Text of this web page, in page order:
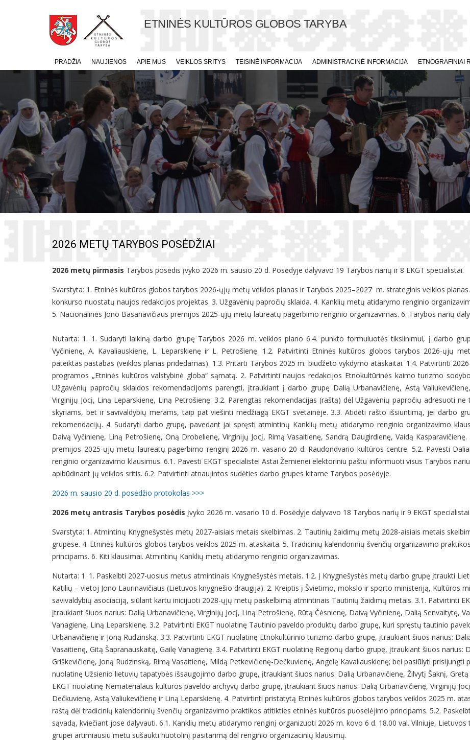
ETNINĖS KULTŪROS GLOBOS TARYBA
PRADŽIA NAUJIENOS APIE MUS VEIKLOS SRITYS TEISINĖ INFORMACIJA ADMINISTRACINĖ INFORMACIJA ETNOGRAFINIAI
2026 METŲ TARYBOS POSĖDŽIAI
2026 metų pirmasis Tarybos posėdis įvyko 2026 m. sausio 20 d. Posėdyje dalyvavo 19 Tarybos narių ir 8 EKGT specialistai.
Svarstyta: 1. Etninės kultūros globos tarybos 2026-ųjų metų veiklos planas ir Tarybos 2025–2027 m. strateginis veiklos
konkurso nuostatų naujos redakcijos projektas. 3. Užgavėnių papročių sklaida. 4. Kanklių metų atidarymo renginio
5. Nacionalinės Jono Basanavičiaus premijos 2025-ųjų metų laureatų pagerbimo renginio organizavimas. 6. Tarybos narių
Nutarta: 1. 1. Sudaryti laikiną darbo grupę Tarybos 2026 m. veiklos plano 6.4. punkto formuluotės tikslinimui, į darbo
Vyčinienę, A. Kavaliauskienę, L. Leparskienę ir L. Petrošienę. 1.2. Patvirtinti Etninės kultūros globos tarybos 2026-ųjų
pateiktas pastabas (veiklos planas pridedamas). 1.3. Pritarti Tarybos 2025 m. biudžeto vykdymo ataskaitai. 1.4. Patvirtinti
programos „Etninės kultūros valstybinė globa“ sąmatą. 2. Patvirtinti naujos redakcijos Etnokultūrinės kaimo turizmo
Užgavėnių papročių sklaidos rekomendacijoms parengti, įtraukiant į darbo grupę Dalią Urbanavičienę, Astą
Virginijų Jocį, Liną Leparskienę, Liną Petrošienę. 3.2. Parengtas rekomendacijas (raštą) dėl Užgavėnių papročių adresuoti
skyriams, bet ir savivaldybių merams, taip pat viešinti medžiagą EKGT svetainėje. 3.3. Atidėti rašto išsiuntimą, jei darbo
rekomendacijų. 4. Sudaryti darbo grupę, pavedant jai spręsti atmintinų Kanklių metų atidarymo renginio organizavimo
Daivą Vyčinienę, Liną Petrošienę, Oną Drobelienę, Virginijų Jocį, Rimą Vasaitienę, Sandrą Daugirdienę, Vaidą
premijos 2025-ųjų metų laureatų pagerbimo renginį 2026 m. vasario 20 d. Raudondvario kultūros centre. 5.2. Pavesti
renginio organizavimo klausimus. 6.1. Pavesti EKGT specialistei Astai Žernienei elektoriniu paštu informuoti visus Tarybos
apibūdinant jų veiklos sritis. 6.2. Patvirtinti atnaujintos sudėties darbo grupes kitame Tarybos posėdyje.
2026 m. sausio 20 d. posėdžio protokolas >>>
2026 metų antrasis Tarybos posėdis įvyko 2026 m. vasario 10 d. Posėdyje dalyvavo 18 Tarybos narių ir 9 EKGT specialistai.
Svarstyta: 1. Atmintinų Knygnešystės metų 2027-aisiais metais skelbimas. 2. Tautinių žaidimų metų 2028-aisiais metais
grupėse. 4. Etninės kultūros globos tarybos veiklos 2025 m. ataskaita. 5. Tradicinių kalendorinių švenčių organizavimo
principams. 6. Kiti klausimai. Atmintinų Kanklių metų atidarymo renginio organizavimas.
Nutarta: 1. 1. Paskelbti 2027-uosius metus atmintinais Knygnešystės metais. 1.2. Į Knygnešystės metų darbo grupę įtraukti
Katilių – vietoj Jono Laurinavičiaus (Lietuvos knygnešio draugija). 2. Kreiptis į Švietimo, mokslo ir sporto ministeriją, Kultūros
savivaldybių asociaciją, siūlant kartu inicijuoti 2028-ųjų metų paskelbimą atmintinais Tautinių žaidimų metais. 3.1. Patvirtinti
įtraukiant šiuos narius: Dalią Urbanavičienę, Virginijų Jocį, Liną Petrošienę, Rūtą Čėsnienę, Daivą Vyčinienę, Dalią Senvaitytę,
Vanagienę, Liną Leparskienę. 3.2. Patvirtinti EKGT nuolatinę Tautinio paveldo produktų darbo grupę, kuri spręstų tautinio
Urbanavičienę ir Joną Rudzinską. 3.3. Patvirtinti EKGT nuolatinę Etnokultūrinio turizmo darbo grupę, įtraukiant šiuos narius:
Vasaitienę, Gitą Šapranauskaitę, Gailę Vanagienę. 3.4. Patvirtinti EKGT nuolatinę Regionų darbo grupę, įtraukiant šiuos narius:
Griškevičienę, Joną Rudzinską, Rimą Vasaitienę, Mildą Petkevičienę-Dečkuvienę, Angelę Kavaliauskienę; bei pasiūlyti prisijungti
nuolatinę Užsienio lietuvių tapatybės išsaugojimo darbo grupę, įtraukiant šiuos narius: Dalią Urbanavičienę, Žilvytį Šaknį,
EKGT nuolatinę Nematerialaus kultūros paveldo archyvų darbo grupę, įtraukiant šiuos narius: Dalią Urbanavičienę, Virginijų
Dečkuvienę, Astą Valiukevičienę ir Liną Leparskienę. 4. Patvirtinti pristatytą Etninės kultūros globos tarybos veiklos 2025 m.
raštą dėl tradicinių kalendorinių švenčių organizavimo praktikos atitikties etninės kultūros puoselėjimo principams. 5.2.
sąvadą, kviečiant jose dalyvauti. 6.1. Kanklių metų atidarymo renginį organizuoti 2026 m. kovo 6 d. 18.00 val. Vilniuje,
grupei artimiausiu metu sušaukti nuotolinį pasitarimą dėl renginio organizacinių klausimų.